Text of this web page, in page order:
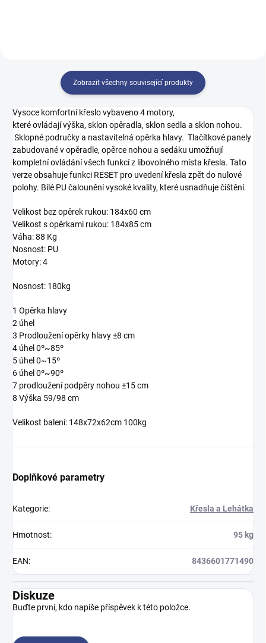
Zobrazit všechny související produkty
Vysoce komfortní křeslovybaveno4 motory,
kteréovládajívýška, sklon opěradla, sklon sedla a sklon nohou.
Sklopné područky a nastavitelná opěrka hlavy. Tlačítkové panely
zabudované v opěradle, opěrce nohou a sedáku umožňují
kompletní ovládání všech funkcí z libovolného místa křesla. Tato
verze obsahuje funkci RESET pro uvedení křesla zpět do nulové
polohy. Bílé PU čalounění vysoké kvality, které usnadňuje čištění.
Velikost bez opěrek rukou: 184x60 cm
Velikost s opěrkami rukou: 184x85 cm
Váha: 88 Kg
Nosnost: PU
Motory: 4
Nosnost: 180kg
1 Opěrka hlavy
2 úhel
3 Prodloužení opěrky hlavy ±8 cm
4 úhel 0º~85º
5 úhel 0~15º
6 úhel 0º~90º
7 prodloužení podpěry nohou ±15 cm
8 Výška 59/98 cm
Velikost balení: 148x72x62cm 100kg
Doplňkové parametry
Kategorie: Křesla a Lehátka
Hmotnost: 95 kg
EAN: 8436601771490
Diskuze
Buďte první, kdo napíše příspěvek k této položce.